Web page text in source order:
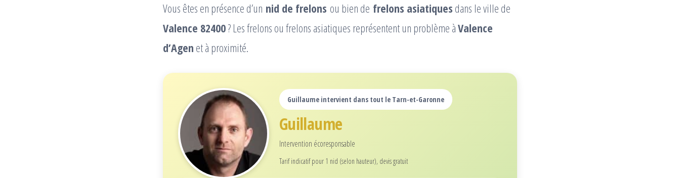
Vous êtes en présence d’un nid de frelons ou bien de frelons asiatiques dans le ville de
Valence 82400? Les frelons ou frelons asiatiques représentent un problème àValence
d’Agen et à proximité.
Guillaume intervient dans tout le Tarn-et-Garonne
Guillaume
Intervention écoresponsable
Tarif indicatif pour 1 nid (selon hauteur), devis gratuit